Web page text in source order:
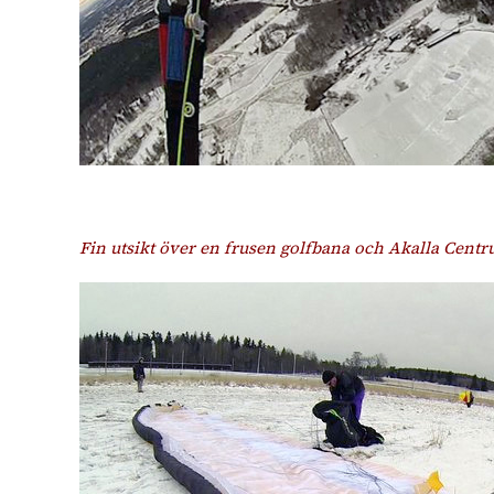
Fin utsikt över en frusen golfbana och Akalla